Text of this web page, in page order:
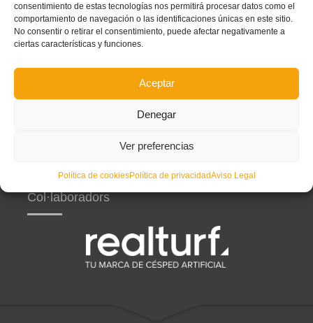
consentimiento de estas tecnologías nos permitirá procesar datos como el
comportamiento de navegación o las identificaciones únicas en este sitio.
No consentir o retirar el consentimiento, puede afectar negativamente a
ciertas características y funciones.
Aceptar
Denegar
Ver preferencias
Política de cookiesPolítica de privacidadAviso Legal
CONTRATACIÓ DE SERVICIS
Partners principals
Col·laboradors